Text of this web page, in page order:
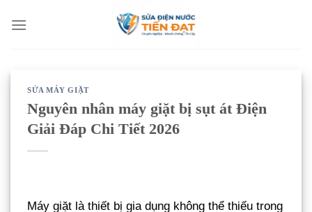
qua
SỬA MÁY GIẶT
Nguyên nhân máy giặt bị sụt át Điện
Giải Đáp Chi Tiết 2026
Máy giặt là thiết bị gia dụng không thể thiếu trong